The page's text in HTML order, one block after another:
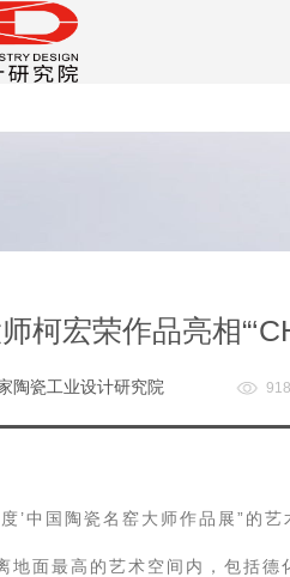
柯宏荣作品亮相
陶瓷工业设计研究院
’中国陶瓷名窑大师作品展”
地面最高的艺术空间内，包括